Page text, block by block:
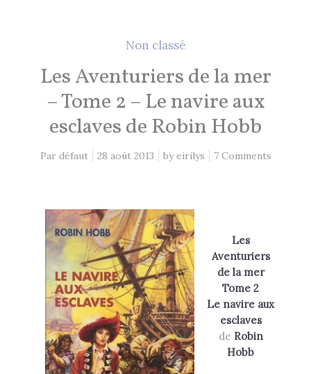
2 Comments
8 décembre 2020 1 Comment
Les Cités des Anciens, Intégrale 1
Robin Hobb
Fantasy Art: Peindre Un Univers De
Légende
John Howe
The Art of Heikala: Works and
Thoughts
Heikala
Non classé
Les Aventuriers de la mer
– Tome 2 – Le navire aux
esclaves de Robin Hobb
Par défaut 28 août 2013 byeirilys 7 Comments
Les
Aventuriers
de la mer
Tome 2
Le navire aux
esclaves
de Robin
Hobb